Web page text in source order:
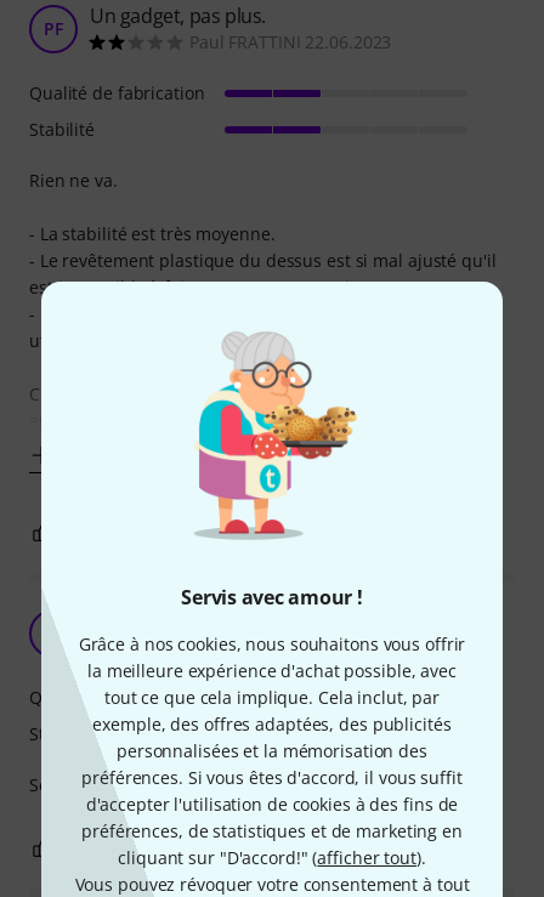
Servis avec amour !
Grâce à nos cookies, nous souhaitons vous offrir
la meilleure expérience d'achat possible, avec
tout ce que cela implique. Cela inclut, par
exemple, des offres adaptées, des publicités
personnalisées et la mémorisation des
préférences. Si vous êtes d'accord, il vous suffit
d'accepter l'utilisation de cookies à des fins de
préférences, de statistiques et de marketing en
cliquant sur "D'accord!" (afficher tout).
Vous pouvez révoquer votre consentement à tout
PF Un gadget, pas plus.
Paul FRATTINI 22.06.2023
Rien ne va.
- La stabilité est très moyenne.
- Le revêtement plastique du dessus est si mal ajusté qu'il
est impossible à faire correctement tenir.
- Les molettes de serrage lâchent au bout de quelques
utilisations et les passe câble cassent en suivant.
C'est cheap. Dispensable. Peu pratique. Préférer des
articles à peine plus chers mais
Qualité de fabrication
Stabilité
SIGNALER L'ÉVALUATION
J
James64 25.03.2022
Solide, facile à monté .Je recommande le produit
Qualité de fabrication
Stabilité
0 SIGNALER L'ÉVALUATION